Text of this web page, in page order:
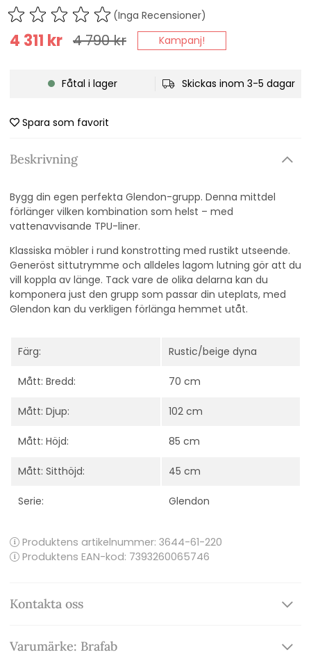
(Inga Recensioner)
4 790kr
4 311 kr Kampanj!
Fåtal i lager Skickas inom 3-5 dagar
Spara som favorit
Beskrivning
Bygg din egen perfekta Glendon-grupp. Denna mittdel
förlänger vilken kombination som helst – med
vattenavvisande TPU-liner.
Klassiska möbler i rund konstrotting med rustikt utseende.
Generöst sittutrymme och alldeles lagom lutning gör att du
vill koppla av länge. Tack vare de olika delarna kan du
komponera just den grupp som passar din uteplats, med
Glendon kan du verkligen förlänga hemmet utåt.
Färg: Rustic/beige dyna
Mått: Bredd: 70 cm
Mått: Djup: 102 cm
Mått: Höjd: 85 cm
Mått: Sitthöjd: 45 cm
Serie: Glendon
Produktens artikelnummer: 3644-61-220
Produktens EAN-kod: 7393260065746
Kontakta oss
Varumärke: Brafab